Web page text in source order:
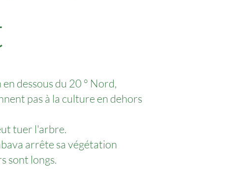
dessous du 20 ° Nord,
pas à la culture en dehors
tuer l'arbre.
arrête sa végétation
sont longs.